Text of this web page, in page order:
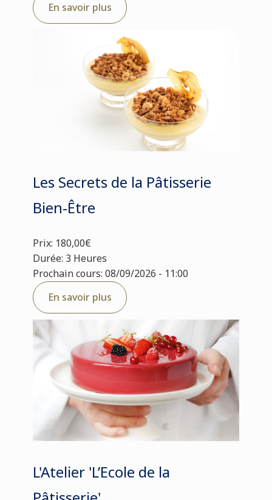
En savoir plus
Les Secrets de la Pâtisserie
Bien-Être
Prix: 180,00€
Durée: 3 Heures
Prochain cours: 08/09/2026 - 11:00
En savoir plus
L'Atelier 'L’Ecole de la